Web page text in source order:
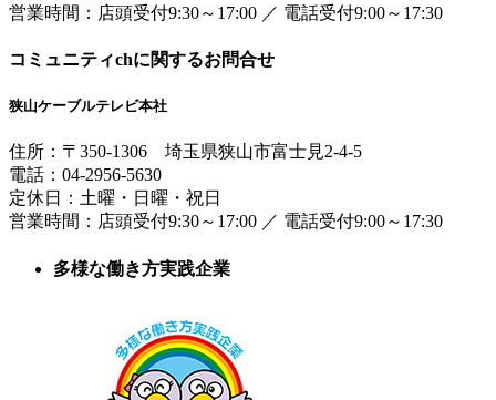
営業時間： 店頭受付9:30～17:00 ／ 電話受付9:00～17:30
コミュニティchに関するお問合せ
狭山ケーブルテレビ本社
住所： 〒350-1306 埼玉県狭山市富士見2-4-5
電話： 04-2956-5630
定休日：土曜・日曜・祝日
営業時間： 店頭受付9:30～17:00 ／ 電話受付9:00～17:30
多様な働き方実践企業